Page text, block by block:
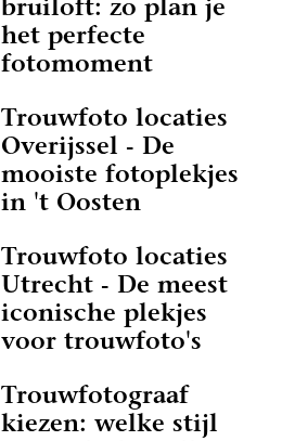
bruiloft: zo plan je
het perfecte
fotomoment
Trouwfoto locaties
Overijssel - De
mooiste fotoplekjes
in 't Oosten
Trouwfoto locaties
Utrecht - De meest
iconische plekjes
voor trouwfoto's
Trouwfotograaf
kiezen: welke stijl